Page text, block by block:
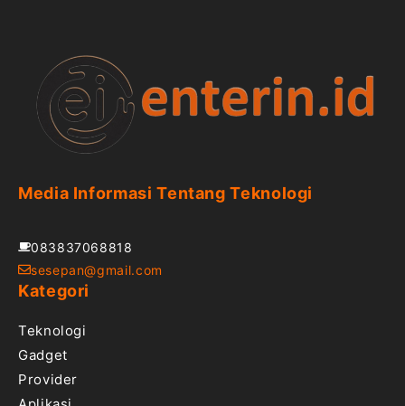
Media Informasi Tentang Teknologi
083837068818
sesepan@gmail.com
Kategori
Teknologi
Gadget
Provider